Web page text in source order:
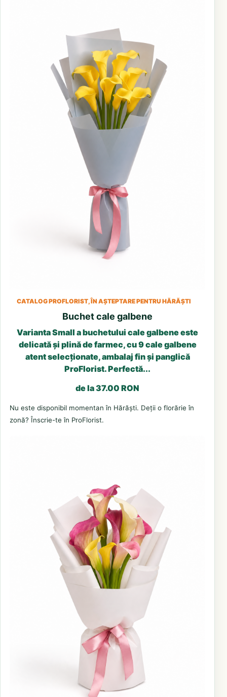
CATALOG PROFLORIST, ÎN AȘTEPTARE PENTRU HĂRĂȘTI
Buchet cale galbene
Varianta Small a buchetului cale galbene este
delicată și plină de farmec, cu 9 cale galbene
atent selecționate, ambalaj fin și panglică
ProFlorist. Perfectă...
de la 37.00 RON
Nu este disponibil momentan în Hărăști. Deții o florărie în
zonă? Înscrie-te în ProFlorist.